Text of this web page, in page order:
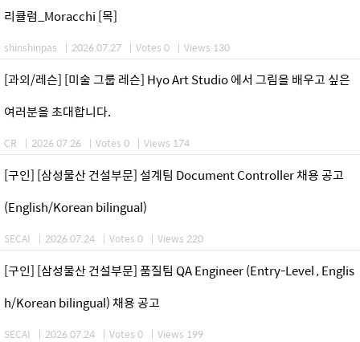
리큘럼_Moracchi [목]
shinshinpas | 2026.07.27 | Votes 0 | Views 130
[과외/레슨] [미술 그룹 레슨] Hyo Art Studio 에서 그림을 배우고 싶은
여러분을 초대합니다.
CR | 2026.07.26 | Votes 0 | Views 174
[구인] [삼성물산 건설부문] 설계팀 Document Controller 채용 공고
(English/Korean bilingual)
SECAI | 2026.07.24 | Votes 0 | Views 220
[구인] [삼성물산 건설부문] 품질팀 QA Engineer (Entry-Level , Englis
h/Korean bilingual) 채용 공고
SECAI | 2026.07.24 | Votes 0 | Views 199